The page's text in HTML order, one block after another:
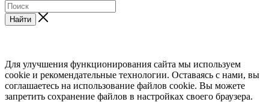
Найти
Для улучшения функционирования сайта мы используем
cookie и рекомендательные технологии. Оставаясь с нами, вы
соглашаетесь на использование файлов cookie. Вы можете
запретить сохранение файлов в настройках своего браузера.